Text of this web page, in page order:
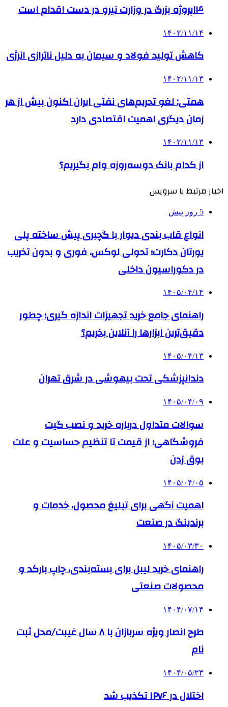
۱۴پروژه بزرگ در وزارت نیرو در دست اقدام است
۱۴۰۲/۱۱/۱۴
کاهش تولید فولاد و سیمان به دلیل ناترازی انرژی
۱۴۰۲/۱۱/۱۳
همتی: لغو تحریم‌های نفتی ایران اکنون بیش از هر
زمان دیگری اهمیت اقتصادی دارد
۱۴۰۲/۱۱/۱۳
از کدام بانک دوسه‌روزه وام بگیریم؟
اخبار مرتبط با سرویس
5 روز پیش
انواع قاب بندی دیوار با گچبری پیش ساخته پلی
یورتان دکارت؛ تحولی لوکس، فوری و بدون تخریب
در دکوراسیون داخلی
۱۴۰۵/۰۴/۱۴
راهنمای جامع خرید تجهیزات اندازه گیری؛ چطور
دقیق‌ترین ابزارها را آنلاین بخریم؟
۱۴۰۵/۰۴/۱۳
دندانپزشکی تحت بیهوشی در شرق تهران
۱۴۰۵/۰۴/۰۹
سوالات متداول درباره خرید و نصب گیت
فروشگاهی؛ از قیمت تا تنظیم حساسیت و علت
بوق زدن
۱۴۰۵/۰۴/۰۵
اهمیت آگهی برای تبلیغ محصول، خدمات و
برندینگ در صنعت
۱۴۰۵/۰۳/۳۰
راهنمای خرید لیبل برای بسته‌بندی، چاپ بارکد و
محصولات صنعتی
۱۴۰۴/۰۷/۱۴
طرح انصار ویژه سربازان با ۸ سال غیبت/محل ثبت
نام
۱۴۰۴/۰۵/۲۳
اختلال در IPv۶ تکذیب شد